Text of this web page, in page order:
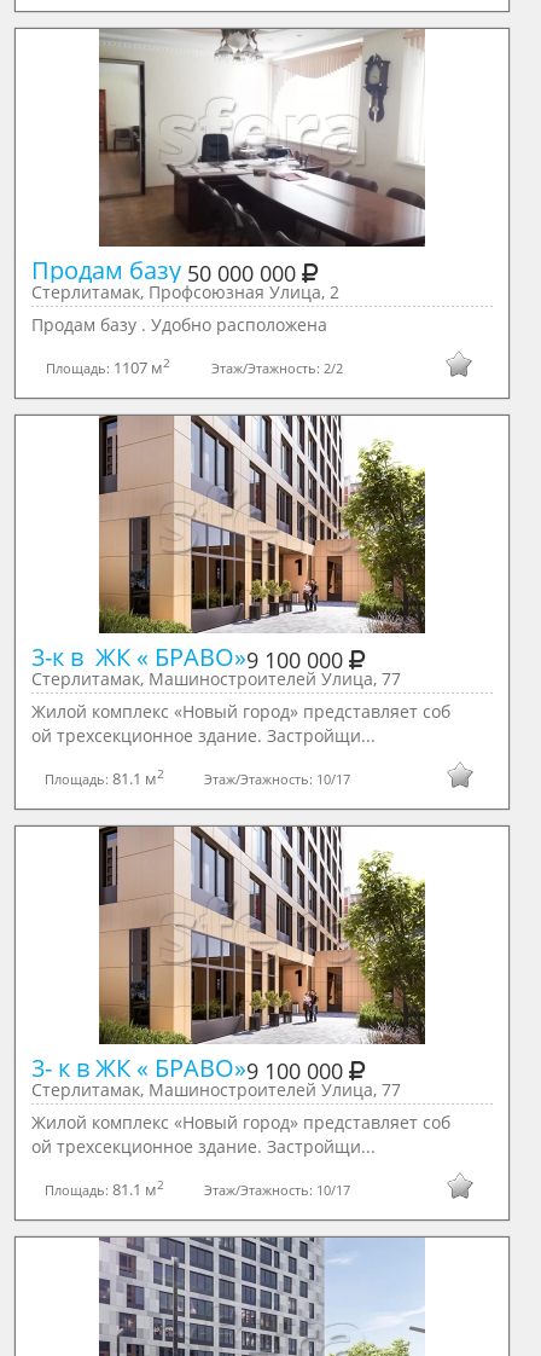
Продам базу 50 000 000
Стерлитамак, Профсоюзная Улица, 2
Продам базу . Удобно расположена
Площадь: 1107 м2 Этаж/Этажность: 2/2
3-к в  ЖК « БРАВО»9 100 000
Стерлитамак, Машиностроителей Улица, 77
Жилой комплекс «Новый город» представляет соб
ой трехсекционное здание. Застройщи...
Площадь:81.1 м2 Этаж/Этажность: 10/17
3- к в ЖК « БРАВО»9 100 000
Стерлитамак, Машиностроителей Улица, 77
Жилой комплекс «Новый город» представляет соб
ой трехсекционное здание. Застройщи...
Площадь:81.1 м2 Этаж/Этажность: 10/17